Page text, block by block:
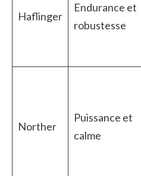
Haflinger
Endurance et
robustesse
Norther
Puissance et
calme